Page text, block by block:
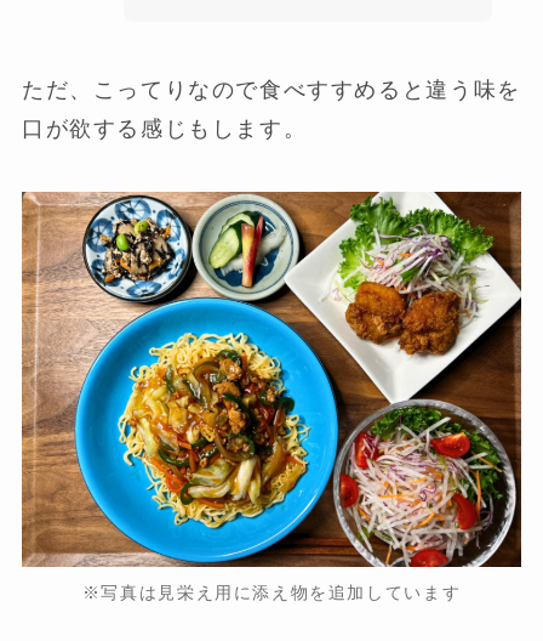
ただ、こってりなので食べすすめると違う味を
口が欲する感じもします。
※写真は見栄え用に添え物を追加しています